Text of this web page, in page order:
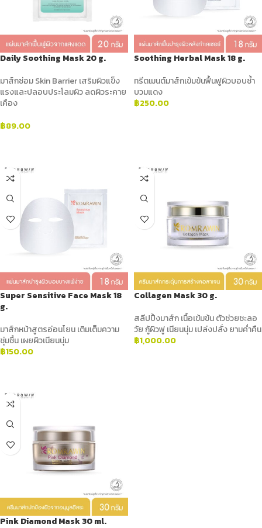
Daily Soothing Mask 20 g.
มาส์กซ่อม Skin Barrier เสริมผิวแข็ง
แรงและปลอบประโลมผิว ลดผิวระคาย
เคือง
฿89.00
Soothing Herbal Mask 18 g.
ทรีตเมนต์มาส์กเข้มข้นฟื้นฟูผิวบอบช้ำ
บวมแดง
฿250.00
Super Sensitive Face Mask 18
g.
มาส์กหน้าสูตรอ่อนโยน เติมเต็มความ
ชุ่มชื้น เผยผิวเนียนนุ่ม
฿150.00
Collagen Mask 30 g.
สลีปปิ้งมาส์ก เนื้อเข้มข้น ตัวช่วยชะลอ
วัย กู้ผิวฟู เนียนนุ่ม เปล่งปลั่ง ยามค่ำคืน
฿1,000.00
Pink Diamond Mask 30 ml.